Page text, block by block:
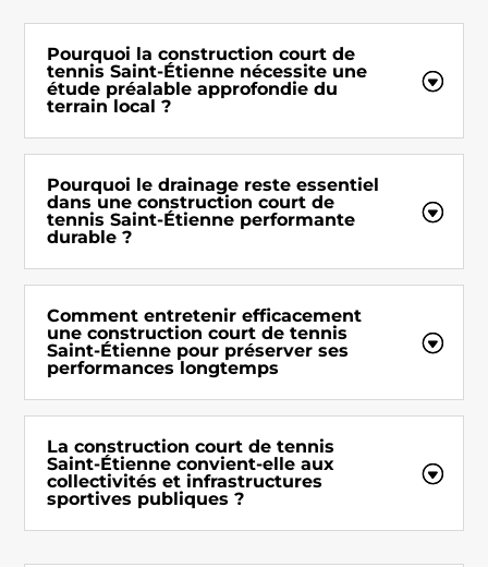
Pourquoi la construction court de
tennis Saint-Étienne nécessite une
étude préalable approfondie du
terrain local ?
Pourquoi le drainage reste essentiel
dans une construction court de
tennis Saint-Étienne performante
durable ?
Comment entretenir efficacement
une construction court de tennis
Saint-Étienne pour préserver ses
performances longtemps
La construction court de tennis
Saint-Étienne convient-elle aux
collectivités et infrastructures
sportives publiques ?